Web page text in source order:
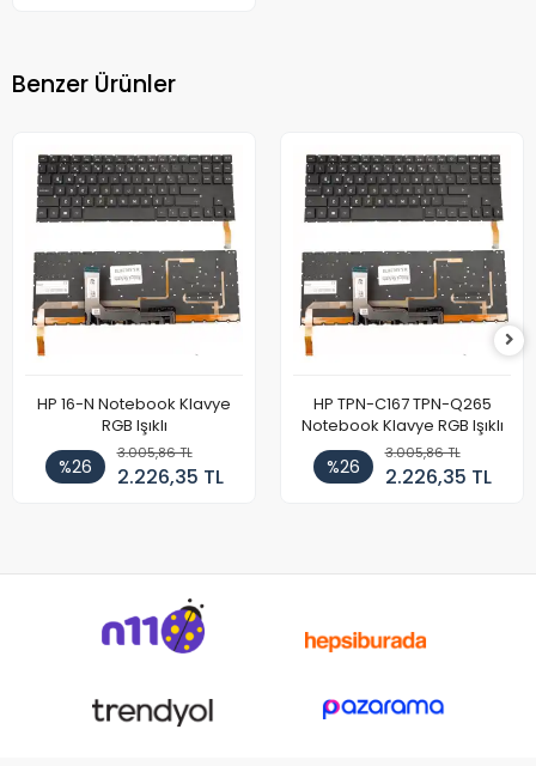
Benzer Ürünler
HP 16-N Notebook Klavye
RGB Işıklı
%26
3.005,86 TL
2.226,35 TL
HP TPN-C167 TPN-Q265
Notebook Klavye RGB Işıklı
%26
3.005,86 TL
2.226,35 TL